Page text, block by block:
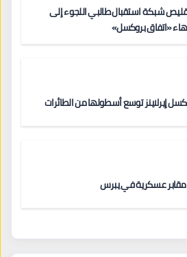
شبكة استقبال طالبي اللجوء إلى
«اتفاق بروكسل»
إيرلاينز توسع أسطولها من الطائرات
مقابر عسكرية في يبرس